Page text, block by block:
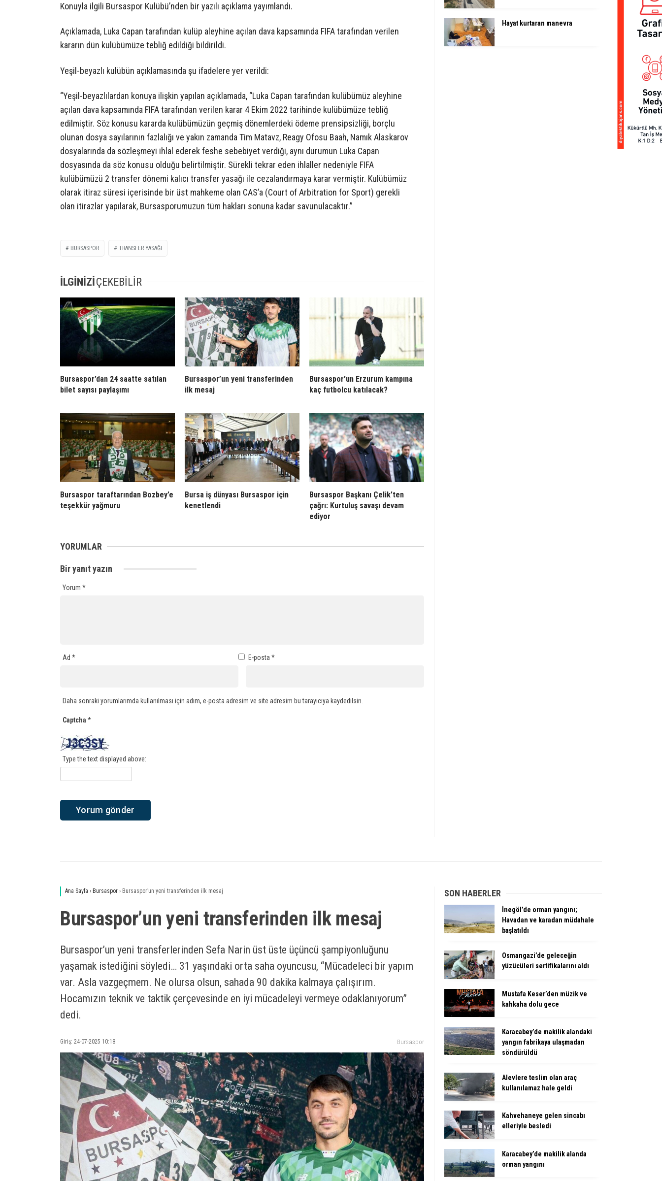
Konuyla ilgili Bursaspor Kulübü’nden bir yazılı açıklama yayımlandı.
Açıklamada, Luka Capan tarafından kulüp aleyhine açılan dava kapsamında FIFA tarafından verilen
kararın dün kulübümüze tebliğ edildiği bildirildi.
Yeşil-beyazlı kulübün açıklamasında şu ifadelere yer verildi:
“Yeşil-beyazlılardan konuya ilişkin yapılan açıklamada, “Luka Capan tarafından kulübümüz aleyhine
açılan dava kapsamında FIFA tarafından verilen karar 4 Ekim 2022 tarihinde kulübümüze tebliğ
edilmiştir. Söz konusu kararda kulübümüzün geçmiş dönemlerdeki ödeme prensipsizliği, borçlu
olunan dosya sayılarının fazlalığı ve yakın zamanda Tim Matavz, Reagy Ofosu Baah, Namık Alaskarov
dosyalarında da sözleşmeyi ihlal ederek feshe sebebiyet verdiği, aynı durumun Luka Capan
dosyasında da söz konusu olduğu belirtilmiştir. Sürekli tekrar eden ihlaller nedeniyle FIFA
kulübümüzü 2 transfer dönemi kalıcı transfer yasağı ile cezalandırmaya karar vermiştir. Kulübümüz
olarak itiraz süresi içerisinde bir üst mahkeme olan CAS’a (Court of Arbitration for Sport) gerekli
olan itirazlar yapılarak, Bursasporumuzun tüm hakları sonuna kadar savunulacaktır.”
BURSASPOR TRANSFER YASAĞI
İLGİNİZİÇEKEBİLİR
Bursaspor’dan 24 saatte satılan
bilet sayısı paylaşımı
Bursaspor’un yeni transferinden
ilk mesaj
Bursaspor’un Erzurum kampına
kaç futbolcu katılacak?
Bursaspor taraftarından Bozbey’e
teşekkür yağmuru
Bursa iş dünyası Bursaspor için
kenetlendi
Bursaspor Başkanı Çelik’ten
çağrı: Kurtuluş savaşı devam
ediyor
YORUMLAR
Bir yanıt yazın
Yorum *
Ad * E-posta *
Daha sonraki yorumlarımda kullanılması için adım, e-posta adresim ve site adresim bu tarayıcıya kaydedilsin.
Captcha *
Type the text displayed above:
Hayat kurtaran manevra
Ana Sayfa › Bursaspor › Bursaspor’un yeni transferinden ilk mesaj
Bursaspor’un yeni transferinden ilk mesaj
Bursaspor’un yeni transferlerinden Sefa Narin üst üste üçüncü şampiyonluğunu
yaşamak istediğini söyledi… 31 yaşındaki orta saha oyuncusu, “Mücadeleci bir yapım
var. Asla vazgeçmem. Ne olursa olsun, sahada 90 dakika kalmaya çalışırım.
Hocamızın teknik ve taktik çerçevesinde en iyi mücadeleyi vermeye odaklanıyorum”
dedi.
Giriş: 24-07-2025 10:18 Bursaspor
SON HABERLER
İnegöl’de orman yangını;
Havadan ve karadan müdahale
başlatıldı
Osmangazi’de geleceğin
yüzücüleri sertifikalarını aldı
Mustafa Keser’den müzik ve
kahkaha dolu gece
Karacabey’de makilik alandaki
yangın fabrikaya ulaşmadan
söndürüldü
Alevlere teslim olan araç
kullanılamaz hale geldi
Kahvehaneye gelen sincabı
elleriyle besledi
Karacabey’de makilik alanda
orman yangını